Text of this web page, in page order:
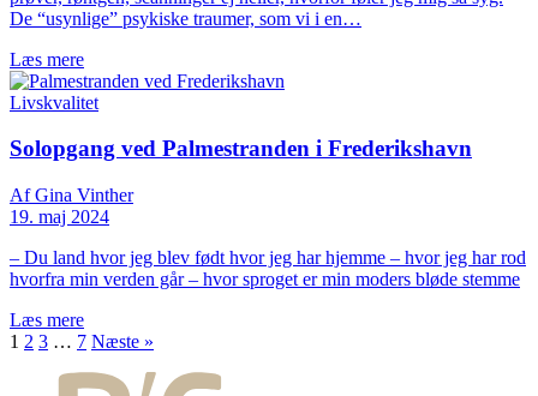
De “usynlige” psykiske traumer, som vi i en…
Læs mere
Livskvalitet
Solopgang ved Palmestranden i Frederikshavn
Af Gina Vinther
19. maj 2024
– Du land hvor jeg blev født hvor jeg har hjemme – hvor jeg har rod
hvorfra min verden går – hvor sproget er min moders bløde stemme
Læs mere
1 2 3 … 7 Næste »